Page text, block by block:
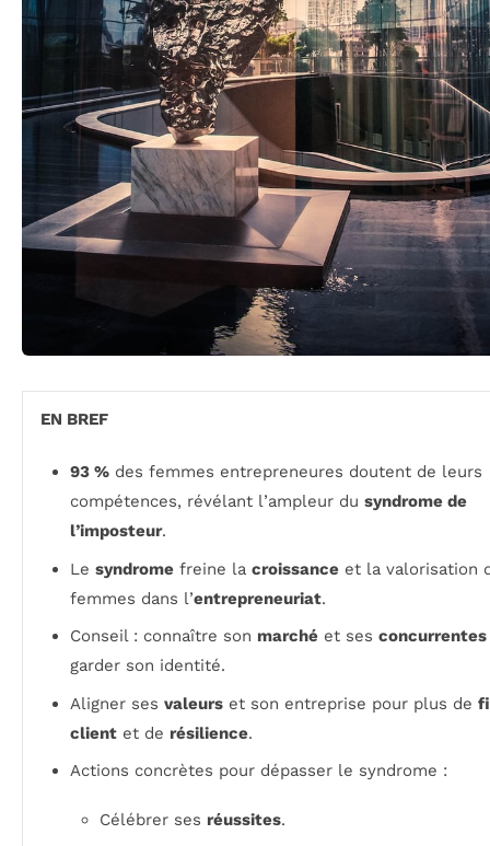
EN BREF
93 % des femmes entrepreneures doutent de leurs
compétences, révélant l’ampleur du syndrome de
l’imposteur.
Le syndrome freine la croissance et la valorisation
femmes dans l’entrepreneuriat.
Conseil : connaître son marché et ses concurrentes
garder son identité.
Aligner ses valeurs et son entreprise pour plus de
client et de résilience.
Actions concrètes pour dépasser le syndrome :
Célébrer ses réussites.